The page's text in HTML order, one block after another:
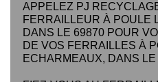
APPELEZ PJ
FERRAILLEUR À POULE
DANS LE 69870 POUR
DE VOS FERRAILLES À
ECHARMEAUX, DANS LE